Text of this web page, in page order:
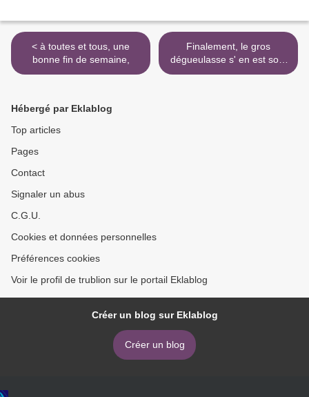
< à toutes et tous, une
bonne fin de semaine,
Finalement, le gros
dégueulasse s' en est sorti
>
Hébergé par Eklablog
Top articles
Pages
Contact
Signaler un abus
C.G.U.
Cookies et données personnelles
Préférences cookies
Voir le profil de trublion sur le portail Eklablog
Créer un blog sur Eklablog
Créer un blog